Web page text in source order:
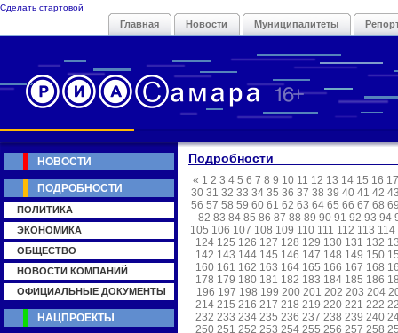
Сделать стартовой
Главная Новости Муниципалитеты
Подробности
« 1 2 3 4 5 6 7 8 9 10 11 12 13 14 15 16 17
30 31 32 33 34 35 36 37 38 39 40 41 42
56 57 58 59 60 61 62 63 64 65 66 67 68
82 83 84 85 86 87 88 89 90 91 92 93 94
105 106 107 108 109 110 111 112 113 114
124 125 126 127 128 129 130 131 132
142 143 144 145 146 147 148 149 150
160 161 162 163 164 165 166 167 168
178 179 180 181 182 183 184 185 186
196 197 198 199 200 201 202 203 204
214 215 216 217 218 219 220 221 222
232 233 234 235 236 237 238 239 240
250 251 252 253 254 255 256 257 258
НОВОСТИ
ПОДРОБНОСТИ
ПОЛИТИКА
ЭКОНОМИКА
ОБЩЕСТВО
НОВОСТИ КОМПАНИЙ
ОФИЦИАЛЬНЫЕ ДОКУМЕНТЫ
НАЦПРОЕКТЫ